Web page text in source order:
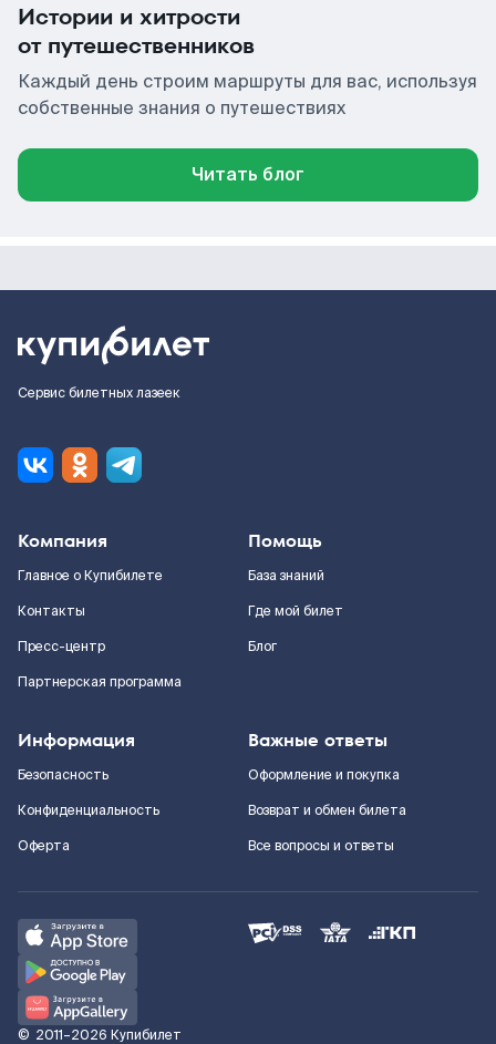
Истории и хитрости
от путешественников
Каждый день строим маршруты для вас, используя
собственные знания о путешествиях
Читать блог
Сервис билетных лазеек
Компания
Главное о Купибилете
Контакты
Пресс-центр
Партнерская программа
Помощь
База знаний
Где мой билет
Блог
Информация
Безопасность
Конфиденциальность
Оферта
Важные ответы
Оформление и покупка
Возврат и обмен билета
Все вопросы и ответы
© 2011–2026 Купибилет